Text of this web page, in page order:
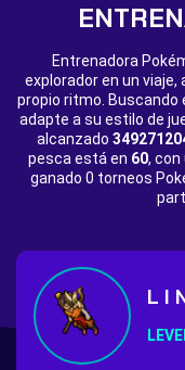
Entrenadora
explorador en un
propio ritmo. Buscando
adapte a su estilo de
alcanzado
pesca está en 60, con
ganado 0 torneos
L I